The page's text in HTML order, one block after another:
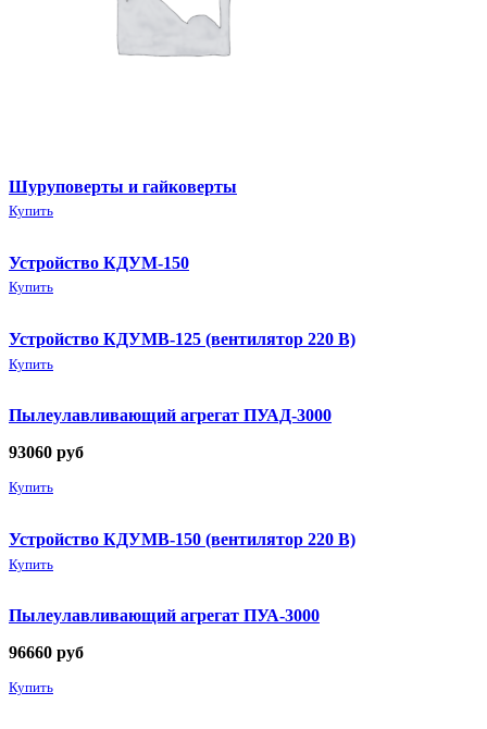
Шуруповерты и гайковерты
Купить
Устройство КДУМ-150
Купить
Устройство КДУМВ-125 (вентилятор 220 В)
Купить
Пылеулавливающий агрегат ПУАД-3000
93060 руб
Купить
Устройство КДУМВ-150 (вентилятор 220 В)
Купить
Пылеулавливающий агрегат ПУА-3000
96660 руб
Купить